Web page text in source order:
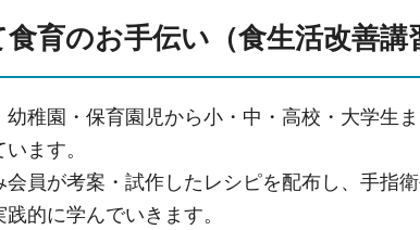
育のお手伝い（食生活改善講
稚園・保育園児から小・中・高校・大学生
ます。
員が考案・試作したレシピを配布し、手指
的に学んでいきます。